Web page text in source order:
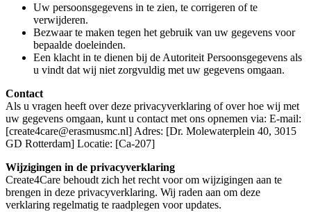
Uw persoonsgegevens in te zien, te corrigeren of te
verwijderen.
Bezwaar te maken tegen het gebruik van uw gegevens voor
bepaalde doeleinden.
Een klacht in te dienen bij de Autoriteit Persoonsgegevens als
u vindt dat wij niet zorgvuldig met uw gegevens omgaan.
Contact
Als u vragen heeft over deze privacyverklaring of over hoe wij met
uw gegevens omgaan, kunt u contact met ons opnemen via: E-mail:
[create4care@erasmusmc.nl] Adres: [Dr. Molewaterplein 40, 3015
GD Rotterdam] Locatie: [Ca-207]
Wijzigingen in de privacyverklaring
Create4Care behoudt zich het recht voor om wijzigingen aan te
brengen in deze privacyverklaring. Wij raden aan om deze
verklaring regelmatig te raadplegen voor updates.